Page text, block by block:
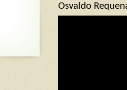
Osvaldo